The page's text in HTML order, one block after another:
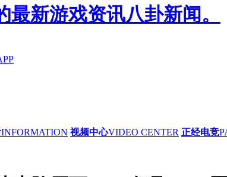
新游戏资讯八卦新闻。
INFORMATION 视频中心VIDEO CENTER 正经电竞